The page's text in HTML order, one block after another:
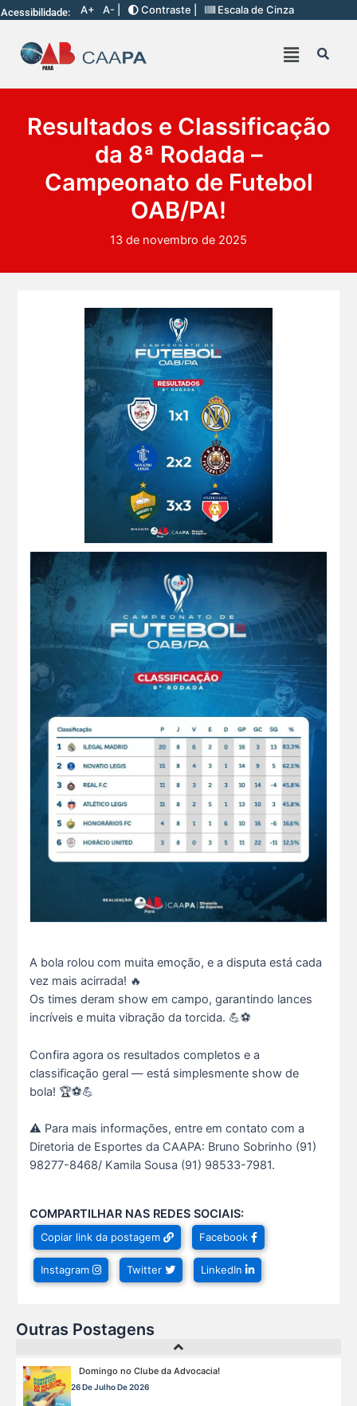
Acessibilidade: A+ A- | Contraste | Escala de Cinza
Resultados e Classificação
da 8ª Rodada –
Campeonato de Futebol
OAB/PA!
13 de novembro de 2025
A bola rolou com muita emoção, e a disputa está cada
vez mais acirrada! 🔥
Os times deram show em campo, garantindo lances
incríveis e muita vibração da torcida. 💪⚽
Confira agora os resultados completos e a
classificação geral — está simplesmente show de
bola! 🏆⚽💪
⚠️ Para mais informações, entre em contato com a
Diretoria de Esportes da CAAPA: Bruno Sobrinho (91)
98277-8468/ Kamila Sousa (91) 98533-7981.
COMPARTILHAR NAS REDES SOCIAIS:
Copiar link da postagem Facebook
Instagram Twitter LinkedIn
Outras Postagens
O domingo perfeito tem endereço certo: Clube da A s...
O verão chegou, e o Clube da Advocacia está de p s...
Ganhar tempo, automatizar tarefas e aumentar a pro s...
Viajar pagando menos é simples — e agora faz pa s...
1 De Agosto De 2026
Hoje é um dia especial para celebrar a vida de qu s...
22 De Julho De 2026